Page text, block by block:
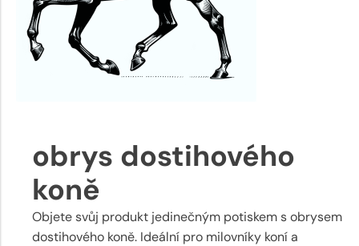
obrys dostihového
koně
Objete svůj produkt jedinečným potiskem s obrysem
dostihového koně. Ideální pro milovníky koní a